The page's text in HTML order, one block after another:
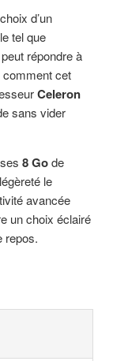
d’un
tel que
peut répondre à
cet
Celeron
sans vider
8 Gode
le
avancée
un choix éclairé
repos.